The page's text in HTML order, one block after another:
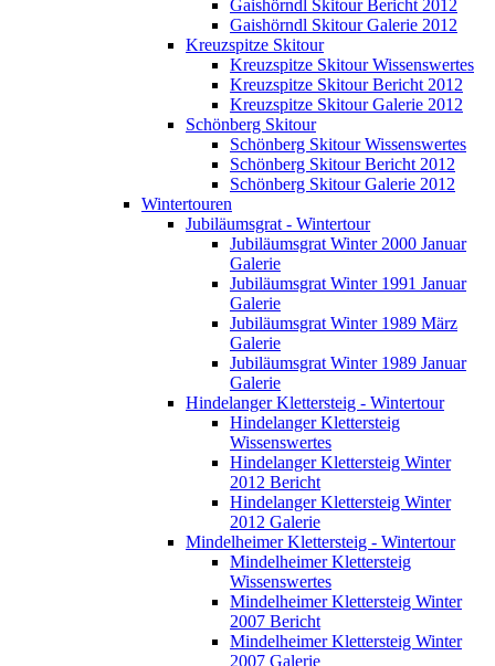
Gaishörndl Skitour Bericht 2012
Gaishörndl Skitour Galerie 2012
Kreuzspitze Skitour
Kreuzspitze Skitour Wissenswertes
Kreuzspitze Skitour Bericht 2012
Kreuzspitze Skitour Galerie 2012
Schönberg Skitour
Schönberg Skitour Wissenswertes
Schönberg Skitour Bericht 2012
Schönberg Skitour Galerie 2012
Wintertouren
Jubiläumsgrat - Wintertour
Jubiläumsgrat Winter 2000 Januar
Galerie
Jubiläumsgrat Winter 1991 Januar
Galerie
Jubiläumsgrat Winter 1989 März
Galerie
Jubiläumsgrat Winter 1989 Januar
Galerie
Hindelanger Klettersteig - Wintertour
Hindelanger Klettersteig
Wissenswertes
Hindelanger Klettersteig Winter
2012 Bericht
Hindelanger Klettersteig Winter
2012 Galerie
Mindelheimer Klettersteig - Wintertour
Mindelheimer Klettersteig
Wissenswertes
Mindelheimer Klettersteig Winter
2007 Bericht
Mindelheimer Klettersteig Winter
2007 Galerie